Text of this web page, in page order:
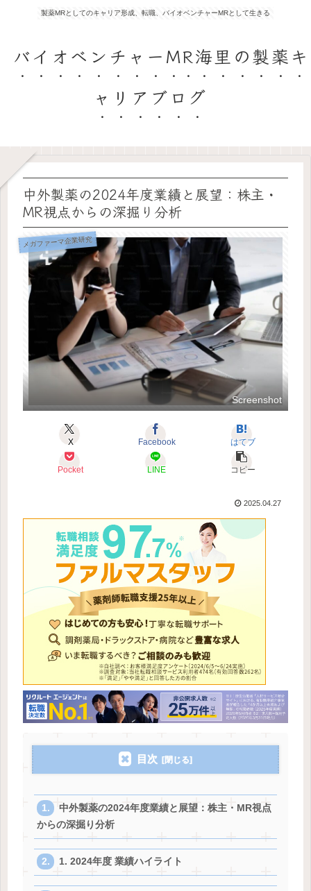
製薬MRとしてのキャリア形成、転職、バイオベンチャーMRとして生きる
バイオベンチャーMR海里の製薬キ
ャリアブログ
中外製薬の2024年度業績と展望：株主・
MR視点からの深掘り分析
メガファーマ企業研究
Screenshot
X Facebook はてブ
Pocket LINE コピー
2025.04.27
目次
中外製薬の2024年度業績と展望：株主・MR視点
からの深掘り分析
1. 2024年度 業績ハイライト